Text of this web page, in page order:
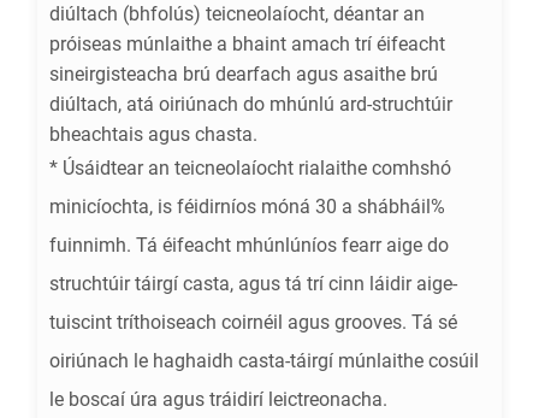
diúltach (bhfolús) teicneolaíocht, déantar an
próiseas múnlaithe a bhaint amach trí éifeacht
sineirgisteacha brú dearfach agus asaithe brú
diúltach, atá oiriúnach do mhúnlú ard-struchtúir
bheachtais agus chasta.
* Úsáidtear an teicneolaíocht rialaithe comhshó
minicíochta, is féidirníos móná 30 a shábháil%
fuinnimh. Tá éifeacht mhúnlúníos fearr aige do
struchtúir táirgí casta, agus tá trí cinn láidir aige-
tuiscint tríthoiseach coirnéil agus grooves. Tá sé
oiriúnach le haghaidh casta-táirgí múnlaithe cosúil
le boscaí úra agus tráidirí leictreonacha.